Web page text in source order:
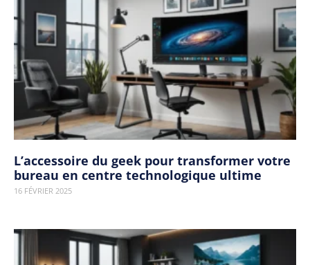
L’accessoire du geek pour transformer votre
bureau en centre technologique ultime
16 FÉVRIER 2025